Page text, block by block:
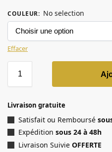
COULEUR: No selection
Effacer
Livraison gratuite
Satisfait ou Remboursé
Expédition sous 24 à 48h
Livraison Suivie OFFERTE